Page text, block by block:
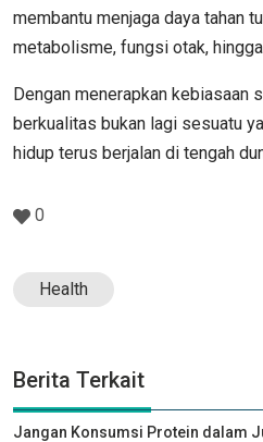
membantu menjaga daya tahan
metabolisme, fungsi otak,
Dengan menerapkan kebiasaan
berkualitas bukan lagi sesuatu
hidup terus berjalan di tengah
0
Health
Berita Terkait
Jangan Konsumsi Protein dalam